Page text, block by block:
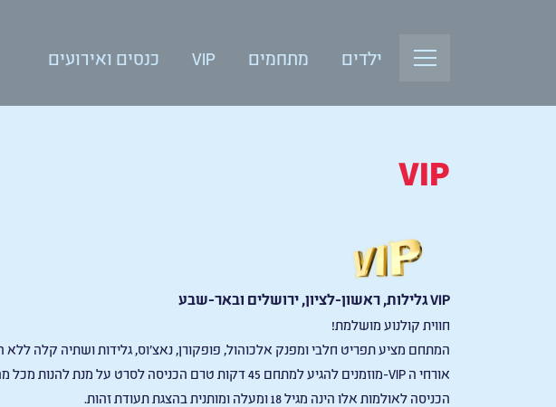
ילדים מתחמים VIP כנסים ואירועים
VIP
VIP גלילות, ראשון-לציון, ירושלים ובאר-שבע
חווית קולנוע מושלמת!
המתחם מציע תפריט חלבי ומפנק אלכוהול, פופקורן, נאצ'וס, גלידות ושתיה קלה
אורחי ה -VIPמוזמנים להגיע למתחם 45 דקות טרם הכניסה לסרט על מנת להנות מכל מה שמתחם ה
הכניסה לאולמות אלו הינה מגיל 18 ומעלה ומותנית בהצגת תעודת זהות.